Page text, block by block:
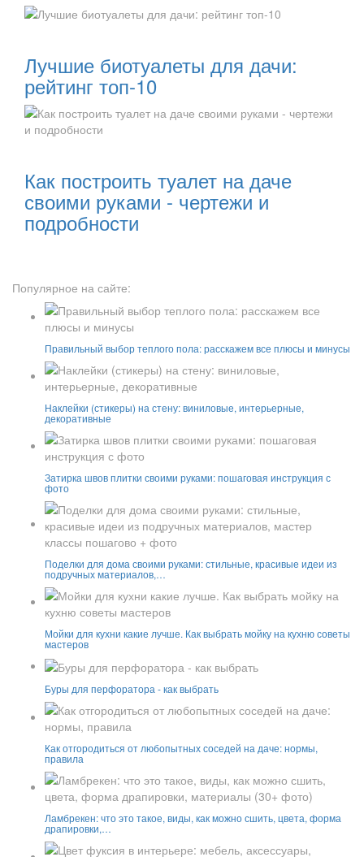
Лучшие биотуалеты для дачи:
рейтинг топ-10
Как построить туалет на даче
своими руками - чертежи и
подробности
Популярное на сайте:
Правильный выбор теплого пола: расскажем все плюсы и минусы
Наклейки (стикеры) на стену: виниловые, интерьерные,
декоративные
Затирка швов плитки своими руками: пошаговая инструкция с
фото
Поделки для дома своими руками: стильные, красивые идеи из
подручных материалов,…
Мойки для кухни какие лучше. Как выбрать мойку на кухню советы
мастеров
Буры для перфоратора - как выбрать
Как отгородиться от любопытных соседей на даче: нормы,
правила
Ламбрекен: что это такое, виды, как можно сшить, цвета, форма
драпировки,…